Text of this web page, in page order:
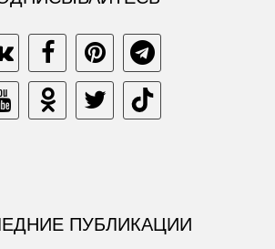
ПУБЛИКАЦИИ